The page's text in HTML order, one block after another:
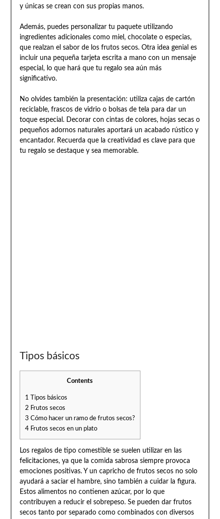
y únicas se crean con sus propias manos.
Además, puedes personalizar tu paquete utilizando
ingredientes adicionales como miel, chocolate o especias,
que realzan el sabor de los frutos secos. Otra idea genial es
incluir una pequeña tarjeta escrita a mano con un mensaje
especial, lo que hará que tu regalo sea aún más
significativo.
No olvides también la presentación: utiliza cajas de cartón
reciclable, frascos de vidrio o bolsas de tela para dar un
toque especial. Decorar con cintas de colores, hojas secas o
pequeños adornos naturales aportará un acabado rústico y
encantador. Recuerda que la creatividad es clave para que
tu regalo se destaque y sea memorable.
Tipos básicos
Contents
1 Tipos básicos
2 Frutos secos
3 Cómo hacer un ramo de frutos secos?
4Frutos secos en un plato
Los regalos de tipo comestible se suelen utilizar en las
felicitaciones, ya que la comida sabrosa siempre provoca
emociones positivas. Y un capricho de frutos secos no solo
ayudará a saciar el hambre, sino también a cuidar la figura.
Estos alimentos no contienen azúcar, por lo que
contribuyen a reducir el sobrepeso. Se pueden dar frutos
secos tanto por separado como combinados con diversos